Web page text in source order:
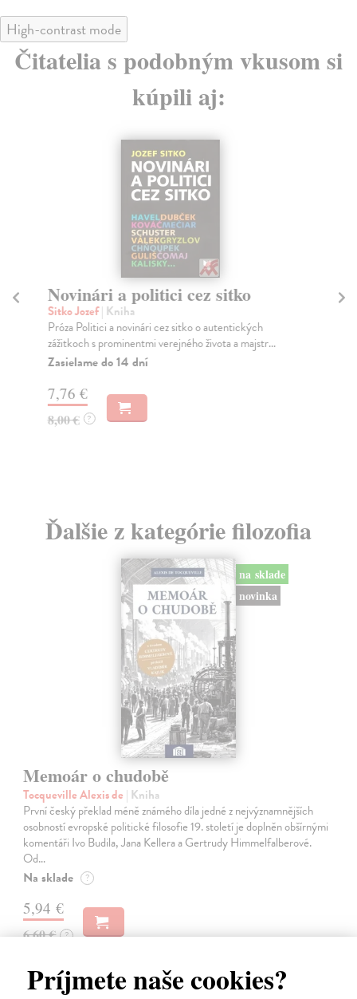
Príjmete naše cookies?
High-contrast mode
Čitatelia s podobným vkusom si
kúpili aj:
Novinári a politici cez sitko
Sitko Jozef| Kniha
Próza Politici a novinári cez sitko o autentických
zážitkoch s prominentmi verejného života a majstr...
Zasielame do 14 dní
7,76 €
8,00 € ?
Ďalšie z kategórie filozofia
na sklade
novinka
Memoár o chudobě
Tocqueville Alexis de | Kniha
První český překlad méně známého díla jedné z nejvýznamnějších
osobností evropské politické filosofie 19. století je doplněn obšírnými
komentáři Ivo Budila, Jana Kellera a Gertrudy Himmelfalberové.
Od…
Na sklade ?
5,94 €
6,60 € ?
na sklade